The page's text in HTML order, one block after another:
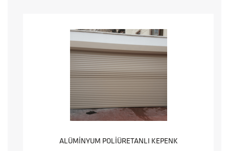
ALÜMİNYUM POLİÜRETANLI KEPENK